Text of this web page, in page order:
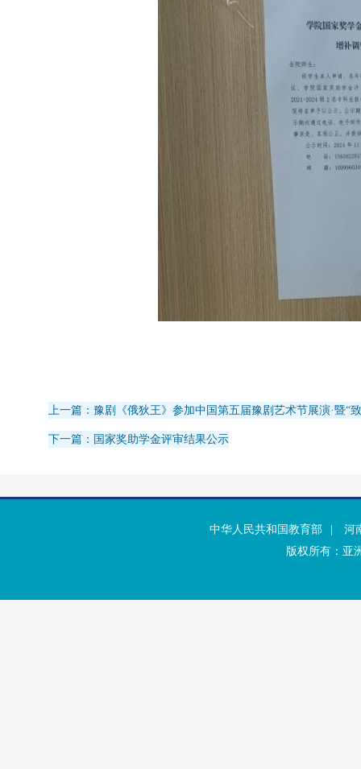
上一篇：豫剧《俄狄王》参加中国第五届豫剧艺术节展演·暨“
下一篇：国家奖助学金评审结果公示
中华人民共和国教育部
河
版权所有：亚